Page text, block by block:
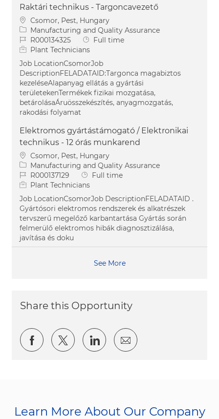
Raktári technikus - Targoncavezető
Location
Csomor, Pest, Hungary
Category
Manufacturing and Quality Assurance
Job IdR000134325 Job Type
Full time
Plant Technicians
Job LocationCsomorJob
DescriptionFELADATAID:Targonca magabiztos
kezeléseAlapanyag ellátás a gyártási
területekenTermékek fizikai mozgatása,
betárolásaÁruösszekészítés, anyagmozgatás,
rakodási folyamat
Elektromos gyártástámogató / Elektronikai
technikus - 12 órás munkarend
Location
Csomor, Pest, Hungary
Category
Manufacturing and Quality Assurance
Job IdR000137129 Job Type
Full time
Plant Technicians
Job LocationCsomorJob DescriptionFELADATAID .
Gyártósori elektromos rendszerek és alkatrészek
tervszerű megelőző karbantartása Gyártás során
felmerülő elektromos hibák diagnosztizálása,
javítása és doku
See More
Share this Opportunity
Share via Facebook
Share via twitter
Share via LinkedIn
Share via email
Learn More About Our Company